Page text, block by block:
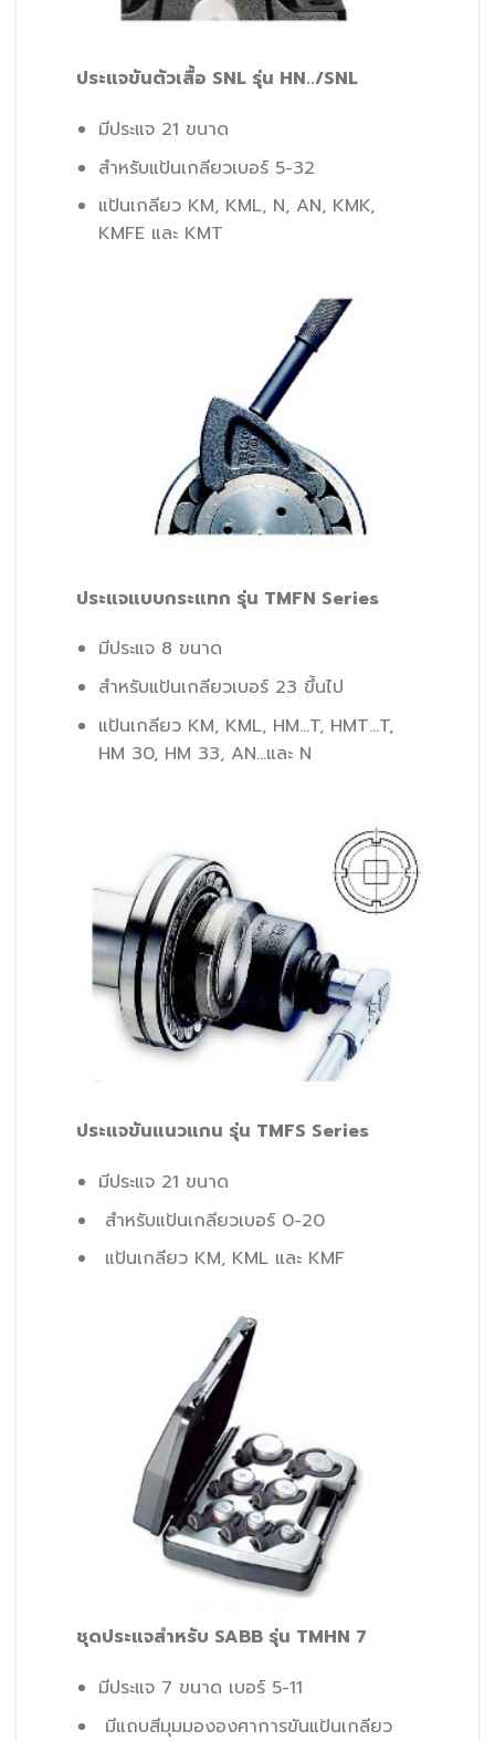
ประแจขันตัวเสื้อ SNL รุ่น HN../SNL
มีประแจ 21 ขนาด
สำหรับแป้นเกลียวเบอร์ 5-32
แป้นเกลียว KM, KML, N, AN, KMK,
KMFE และ KMT
ประแจแบบกระแทก รุ่น TMFN Series
มีประแจ 8 ขนาด
สำหรับแป้นเกลียวเบอร์ 23 ขึ้นไป
แป้นเกลียว KM, KML, HM…T, HMT…T,
HM 30, HM 33, AN…และ N
ประแจขันแนวแกน รุ่น TMFS Series
มีประแจ 21 ขนาด
สำหรับแป้นเกลียวเบอร์ 0-20
แป้นเกลียว KM, KML และ KMF
ชุดประแจสำหรับ SABB รุ่น TMHN 7
มีประแจ 7 ขนาด เบอร์ 5-11
มีแถบสีมุมมององศาการขันแป้นเกลียว